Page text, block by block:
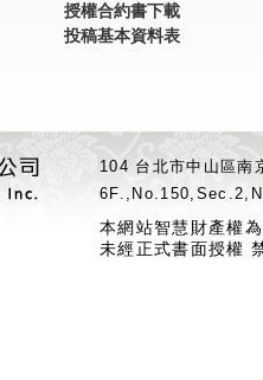
授權合約書下載
投稿基本資料表
104 台北市中山區
本網站智慧財產權
未經正式書面授權